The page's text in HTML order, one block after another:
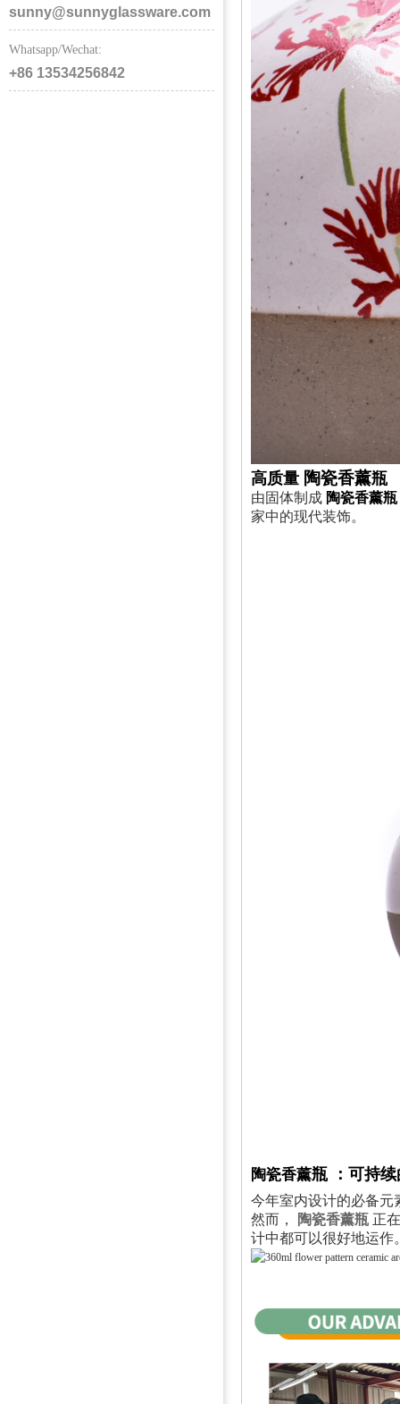
sunny@sunnyglassware.com
Whatsapp/Wechat:
+86 13534256842
高质量 陶瓷香薰瓶
由固体制成 陶瓷香薰瓶
家中的现代装饰。
陶瓷香薰瓶 ：可持
今年室内设计的必备元
然而，
陶瓷香薰瓶 正
计中都可以很好地运作